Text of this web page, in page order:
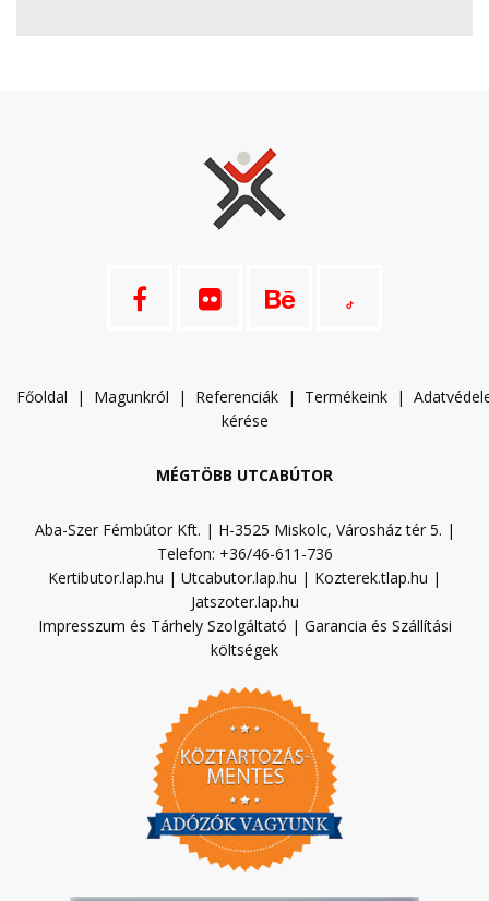
Főoldal | Magunkról | Referenciák | Termékeink | A
kérése
MÉGTÖBB UTCABÚTOR
Aba-Szer Fémbútor Kft. | H-3525 Miskolc, Városház tér 5. |
Telefon: +36/46-611-736
Kertibutor.lap.hu | Utcabutor.lap.hu | Kozterek.tlap.hu |
Jatszoter.lap.hu
Impresszum és Tárhely Szolgáltató | Garancia és Szállítási
költségek